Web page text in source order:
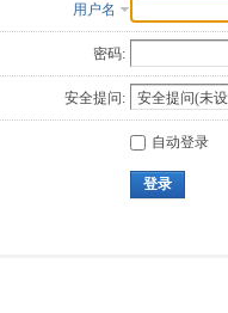
用户名
密码:
安全提问:
自动登录
登录